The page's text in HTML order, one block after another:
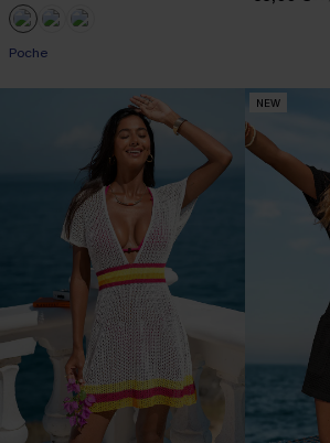
Poche
NEW